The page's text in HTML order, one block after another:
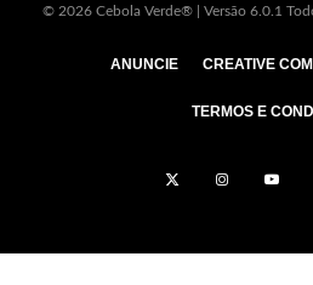
© 2026 Cebola Verde® | Versão 6.0.1
ANUNCIE CREATIVE
TERMOS E